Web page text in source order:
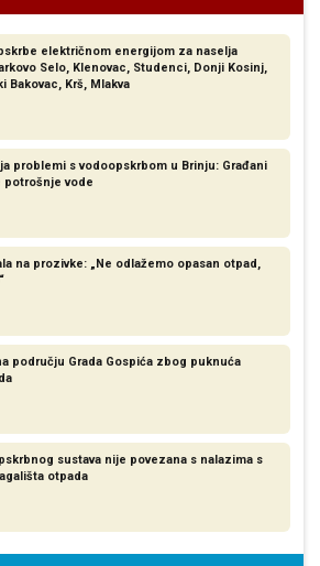
električnom energijom za naselja
Selo, Klenovac, Studenci, Donji Kosinj,
Bakovac, Krš, Mlakva
problemi s vodoopskrbom u Brinju: Građani
potrošnje vode
na prozivke: „Ne odlažemo opasan otpad,
području Grada Gospića zbog puknuća
sustava nije povezana s nalazima s
otpada